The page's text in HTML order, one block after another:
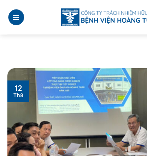
qua
12
Th8